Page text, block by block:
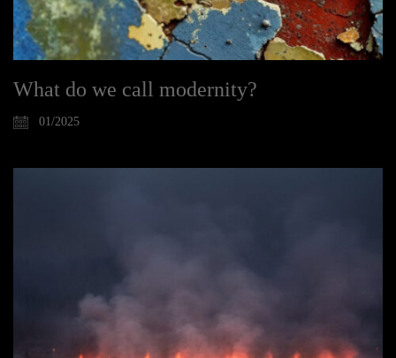
What do we call modernity?
01/2025